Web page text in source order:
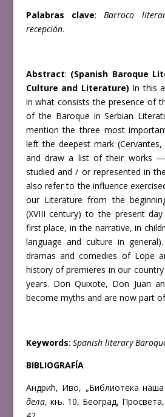
Palabras clave:Barroco
recepción.
Abstract: (Spanish Baroque
Culture and Literature) In this
in what consists the presence of
of the Baroque in Serbian
mention the three most
left the deepest mark
and draw a list of their works
studied and / or represented in
also refer to the influence
our Literature from the
(XVIII century) to the present
first place, in the narrative, in
language and culture in
dramas and comedies of Lope
history of premieres in our
years. Don Quixote, Don Juan
become myths and are now part
Keywords: Spanish literary
BIBLIOGRAFÍA
Андрић, Иво, „Библиотека наша
дела, књ. 10, Београд,